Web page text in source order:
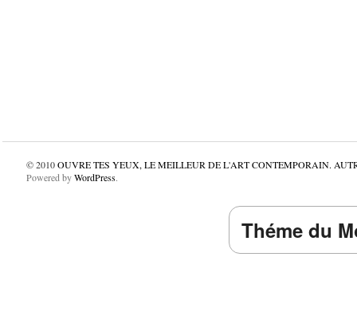
© 2010OUVRE TES YEUX, LE MEILLEUR DE L'ART CONTEMPORAIN.
Powered byWordPress.
Théme du